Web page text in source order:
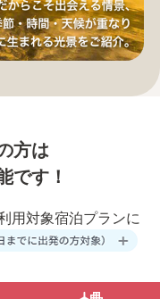
方は
です！
用対象宿泊プランに